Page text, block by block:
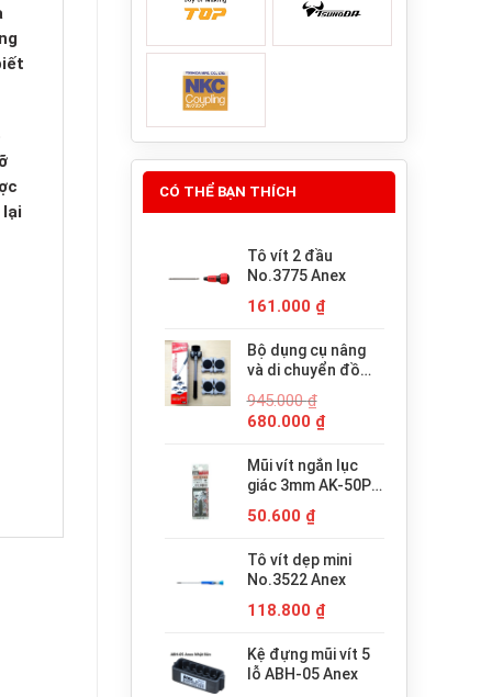
CÓ THỂ BẠN THÍCH
Tô vít 2 đầu
No.3775 Anex
161.000 ₫
Bộ dụng cụ nâng
và di chuyển đồ
minh PICUS LP-
200N
945.000₫
Giá
là:
945.000 ₫.
680.000 ₫Giá
tại
là:
Mũi vít ngắn lục
giác 3mm AK-50P-
50.600 ₫
Tô vít dẹp mini
No.3522 Anex
118.800 ₫
Kệ đựng mũi vít 5
lỗ ABH-05 Anex